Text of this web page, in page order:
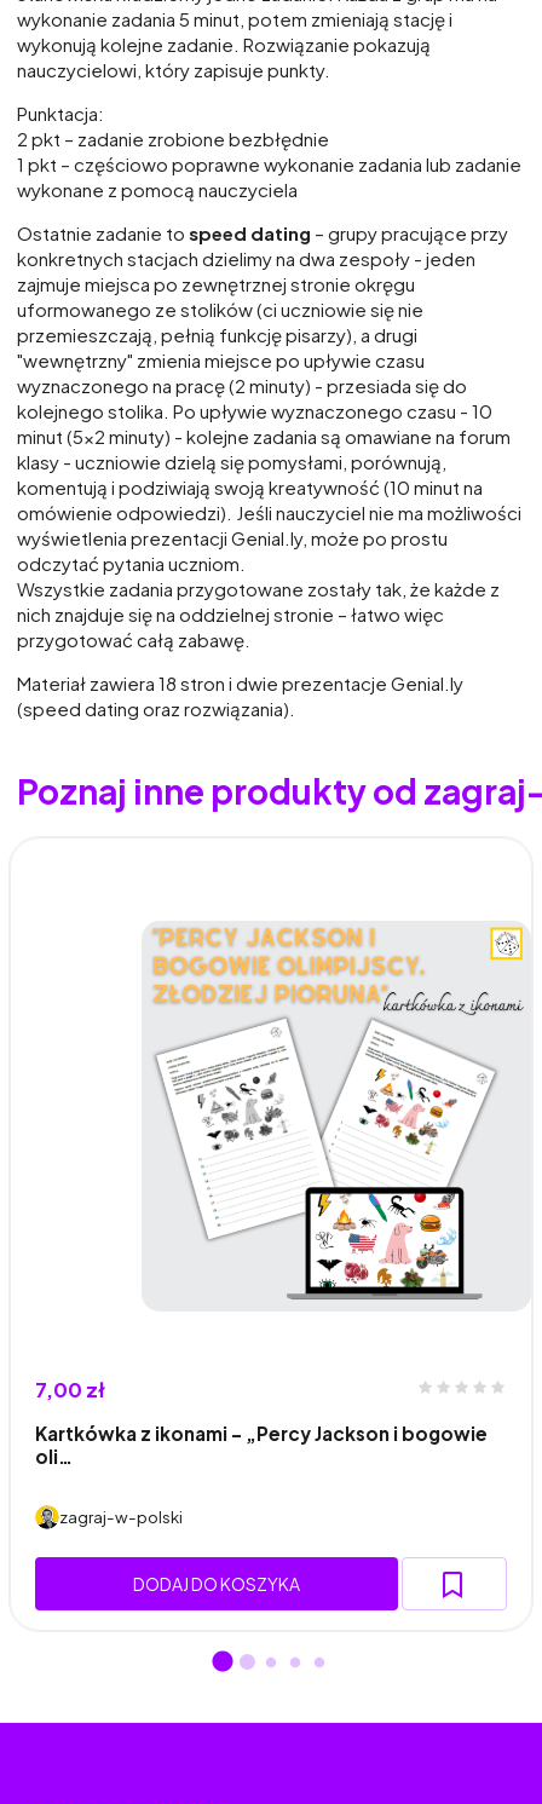
wykonanie zadania 5 minut, potem zmieniają stację i
wykonują kolejne zadanie. Rozwiązanie pokazują
nauczycielowi, który zapisuje punkty.
Punktacja:
2 pkt – zadanie zrobione bezbłędnie
1 pkt – częściowo poprawne wykonanie zadania lub zadanie
wykonane z pomocą nauczyciela
Ostatnie zadanie to speed dating – grupy pracujące przy
konkretnych stacjach dzielimy na dwa zespoły - jeden
zajmuje miejsca po zewnętrznej stronie okręgu
uformowanego ze stolików (ci uczniowie się nie
przemieszczają, pełnią funkcję pisarzy), a drugi
"wewnętrzny" zmienia miejsce po upływie czasu
wyznaczonego na pracę (2 minuty) - przesiada się do
kolejnego stolika. Po upływie wyznaczonego czasu - 10
minut (5x2 minuty) - kolejne zadania są omawiane na forum
klasy - uczniowie dzielą się pomysłami, porównują,
komentują i podziwiają swoją kreatywność (10 minut na
omówienie odpowiedzi). Jeśli nauczyciel nie ma możliwości
wyświetlenia prezentacji Genial.ly, może po prostu
odczytać pytania uczniom.
Wszystkie zadania przygotowane zostały tak, że każde z
nich znajduje się na oddzielnej stronie – łatwo więc
przygotować całą zabawę.
Materiał zawiera 18 stron i dwie prezentacje Genial.ly
(speed dating oraz rozwiązania).
Poznaj inne produkty od
7,00 zł
Kartkówka z ikonami - „Percy Jackson i bogowie
oli…
zagraj-w-polski
DODAJ DO KOSZYKA